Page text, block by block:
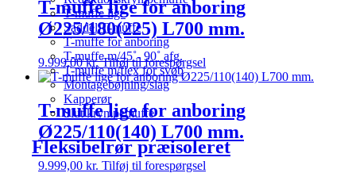
T-muffe lige
Saddel T-muffe
T-muffe for anboring
T-muffe m/45˚- 90˚ afg.
T-muffe m/flex for svøb
Montagebøjning/slag
Kapperør
Slut krympemuffe
Fleksibelrør præisoleret
T-muffe lige for anboring
Ø225/180(225) L700 mm.
9.999,00kr. Tilføj til forespørgsel
T-muffe lige for anboring
Ø225/110(140) L700 mm.
9.999,00 kr. Tilføj til forespørgsel